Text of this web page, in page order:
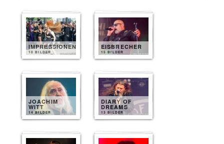
IMPRESSIONEN
10 BILDER
EISBRECHER
15 BILDER
JOACHIM
WITT
14 BILDER
DIARY OF
DREAMS
13 BILDER